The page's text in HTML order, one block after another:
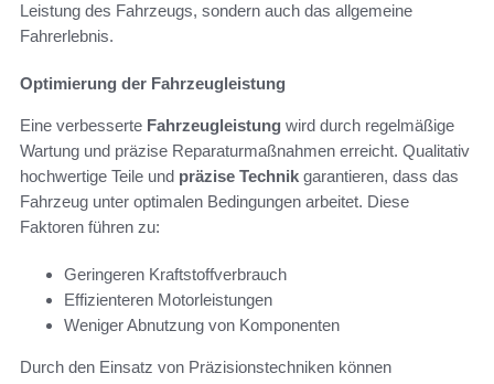
Leistung des Fahrzeugs, sondern auch das allgemeine
Fahrerlebnis.
Optimierung der Fahrzeugleistung
Eine verbesserte Fahrzeugleistung wird durch regelmäßige
Wartung und präzise Reparaturmaßnahmen erreicht. Qualitativ
hochwertige Teile und präzise Technik garantieren, dass das
Fahrzeug unter optimalen Bedingungen arbeitet. Diese
Faktoren führen zu:
Geringeren Kraftstoffverbrauch
Effizienteren Motorleistungen
Weniger Abnutzung von Komponenten
Durch den Einsatz von Präzisionstechniken können